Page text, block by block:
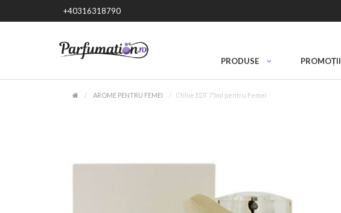
+40316318790
PRODUSE PROMOȚII
AROME PENTRU FEMEI Chloe EDT 75ml pentru Femei